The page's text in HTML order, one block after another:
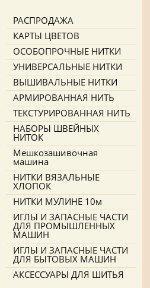
РАСПРОДАЖА
КАРТЫ ЦВЕТОВ
ОСОБОПРОЧНЫЕ НИТКИ
УНИВЕРСАЛЬНЫЕ НИТКИ
ВЫШИВАЛЬНЫЕ НИТКИ
АРМИРОВАННАЯ НИТЬ
ТЕКСТУРИРОВАННАЯ НИТЬ
НАБОРЫ ШВЕЙНЫХ
НИТОК
Мешкозашивочная
машина
НИТКИ ВЯЗАЛЬНЫЕ
ХЛОПОК
НИТКИ МУЛИНЕ 10м
ИГЛЫ И ЗАПАСНЫЕ ЧАСТИ
ДЛЯ ПРОМЫШЛЕННЫХ
МАШИН
ИГЛЫ И ЗАПАСНЫЕ ЧАСТИ
ДЛЯ БЫТОВЫХ МАШИН
АКСЕССУАРЫ ДЛЯ ШИТЬЯ